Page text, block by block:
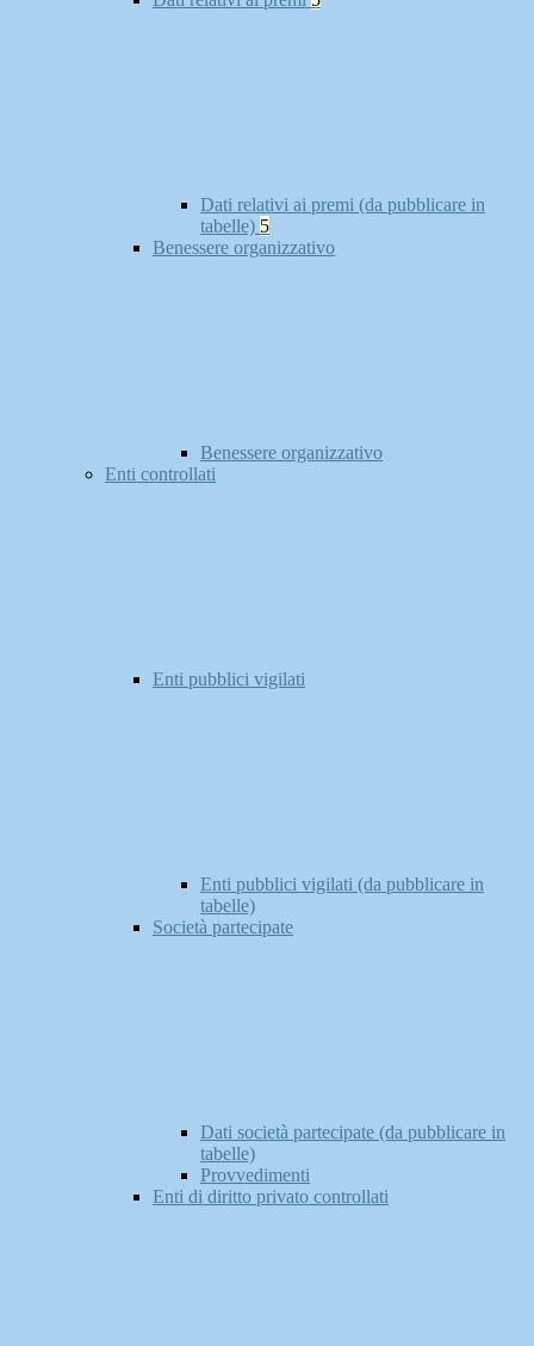
Dati relativi ai premi (da pubblicare in
tabelle) 5
Benessere organizzativo
Benessere organizzativo
Enti controllati
Enti pubblici vigilati
Enti pubblici vigilati (da pubblicare in
tabelle)
Società partecipate
Dati società partecipate (da pubblicare in
tabelle)
Provvedimenti
Enti di diritto privato controllati